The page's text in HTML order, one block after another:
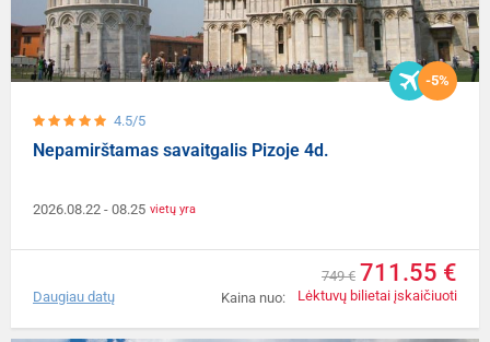
4.5/5
-5%
Nepamirštamas savaitgalis Pizoje 4d.
2026.08.22 - 08.25 vietų yra
Kaina nuo:
749 € 711.55 €
Lėktuvų bilietai įskaičiuoti
Daugiau datų